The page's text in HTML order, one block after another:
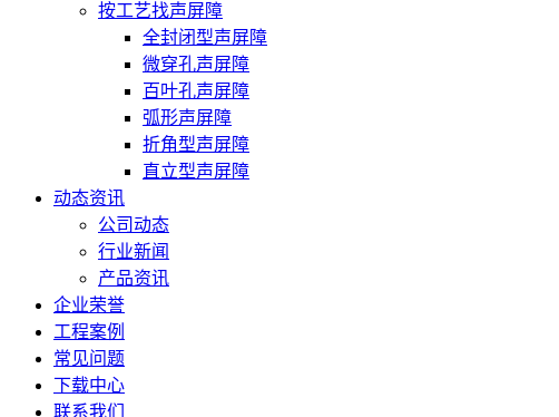
按工艺找声屏障
全封闭型声屏障
微穿孔声屏障
百叶孔声屏障
弧形声屏障
折角型声屏障
直立型声屏障
动态资讯
公司动态
行业新闻
产品资讯
企业荣誉
工程案例
常见问题
下载中心
联系我们